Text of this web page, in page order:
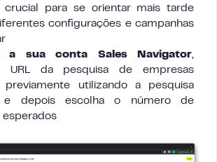
crucial para se orientar mais tarde
configurações e campanhas
a sua conta Sales Navigator,
URL da pesquisa de empresas
previamente utilizando a pesquisa
e depois escolha o número de
esperados